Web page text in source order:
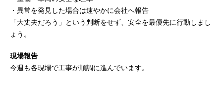
・異常を発見した場合は速やかに会社へ報告
「大丈夫だろう」という判断をせず、安全を最優先に行動しまし
ょう。
現場報告
今週も各現場で工事が順調に進んでいます。